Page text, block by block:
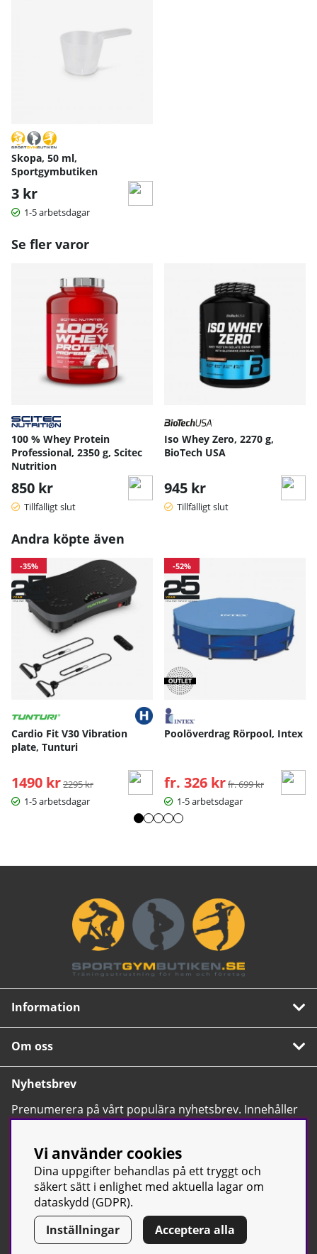
Skopa, 50 ml,
Sportgymbutiken
3 kr
1-5 arbetsdagar
Se fler varor
100 % Whey Protein
Professional, 2350 g, Scitec
Nutrition
850 kr
Tillfälligt slut
Iso Whey Zero, 2270 g,
BioTech USA
945 kr
Tillfälligt slut
Andra köpte även
-35%
Cardio Fit V30 Vibration
plate, Tunturi
1490 kr Ordinarie pris:
2295 kr
1-5 arbetsdagar
-52%
Poolöverdrag Rörpool, Intex
fr. 326 kr Ordinarie pris:
fr. 699 kr
1-5 arbetsdagar
Information
Om oss
Nyhetsbrev
Prenumerera på vårt populära nyhetsbrev. Innehåller
tips, nyheter och våra allra bästa erbjudanden.
© Sport & Gym Butiken JTC AB | Kontakta oss| All rights reserved
| Org.nr: 556668-7058 | Tel: 0500-42 87 00
Vi använder cookies
Dina uppgifter behandlas på ett tryggt och
säkert sätt i enlighet med aktuella lagar om
dataskydd (GDPR).
Inställningar
Acceptera alla